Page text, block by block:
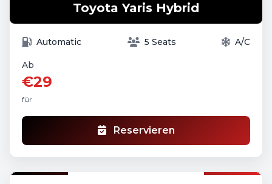
Toyota Yaris Hybrid
Automatic 5 Seats A/C
Ab
€29
für
Reservieren